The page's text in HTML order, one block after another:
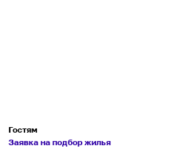
Гостям
Заявка на подбор жилья